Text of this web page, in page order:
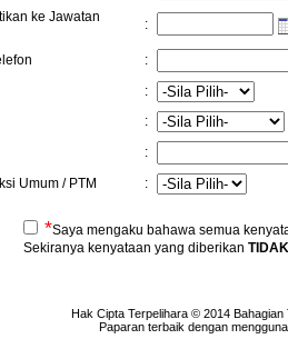
ke Jawatan
:
:
:
:
:
Umum / PTM
:
*Saya mengaku bahawa semua
Sekiranya kenyataan yang diberikan
Hak Cipta Terpelihara © 2014
Paparan terbaik dengan